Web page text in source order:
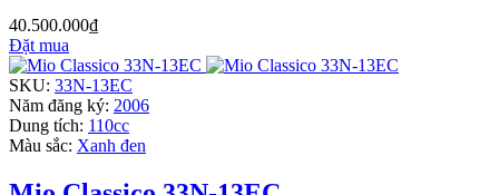
40.500.000₫
Đặt mua
SKU: 33N-13EC
Năm đăng ký: 2006
Dung tích: 110cc
Màu sắc: Xanh đen